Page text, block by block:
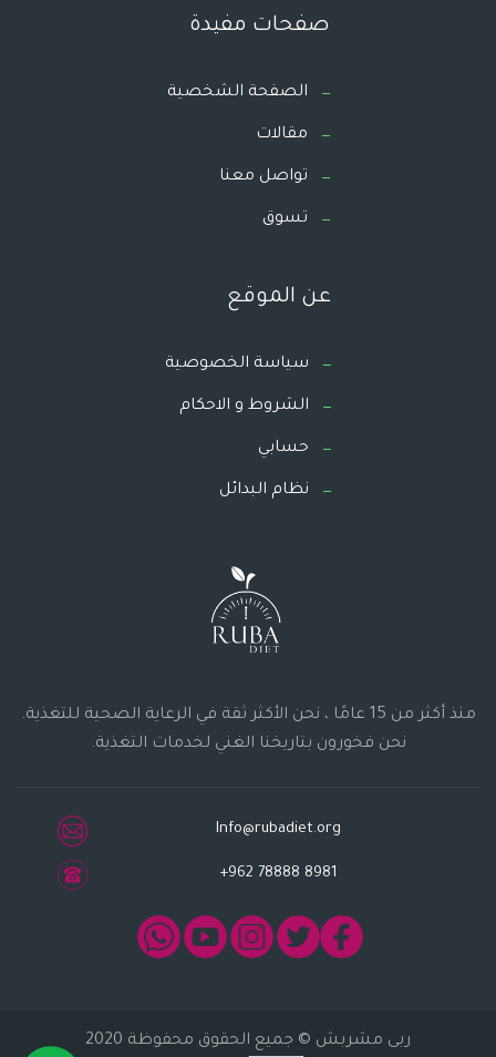
صفحات مفيدة
الصفحة الشخصية
مقالات
تواصل معنا
تسوق
عن الموقع
سياسة الخصوصية
الشروط و الاحكام
حسابي
نظام البدائل
منذ أكثر من 15 عامًا ، نحن الأكثر ثقة في الرعاية الصحية للتغذية.
نحن فخورون بتاريخنا الغني لخدمات التغذية.
Info@rubadiet.org
+962 78888 8981
ربى مشربش © جميع الحقوق محفوظة 2020